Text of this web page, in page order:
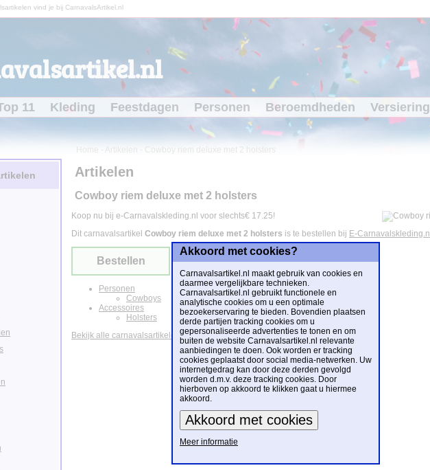
vind je bij CarnavalsArtikel.nl
11 Kleding Feestdagen Personen Beroemdheden Versiering
Home Artikelen Cowboy riem deluxe met 2 holsters
Artikelen
Cowboy riem deluxe met 2 holsters
Koop nu bij e-Carnavalskleding.nl voor slechts€ 17.25!
Dit carnavalsartikel Cowboy riem deluxe met 2 holsters is te bestellen bij E-Carnavalskleding.nl
Bestellen
Personen
Cowboys
Accessoires
Holsters
Bekijk alle carnavalsartikelen
Akkoord met cookies?
Carnavalsartikel.nl maakt gebruik van cookies en
daarmee vergelijkbare technieken.
Carnavalsartikel.nl gebruikt functionele en
analytische cookies om u een optimale
bezoekerservaring te bieden. Bovendien plaatsen
derde partijen tracking cookies om u
gepersonaliseerde advertenties te tonen en om
buiten de website Carnavalsartikel.nl relevante
aanbiedingen te doen. Ook worden er tracking
cookies geplaatst door social media-netwerken. Uw
internetgedrag kan door deze derden gevolgd
worden d.m.v. deze tracking cookies. Door
hierboven op akkoord te klikken gaat u hiermee
akkoord.
Meer informatie